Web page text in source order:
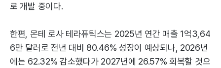
로 개발 중이다.
한편, 몬테 로사 테라퓨틱스는 2025년 연간 매출 1억3,64
6만 달러로 전년 대비 80.46% 성장이 예상되나, 2026년
에는 62.32% 감소했다가 2027년에 26.57% 회복할 것으